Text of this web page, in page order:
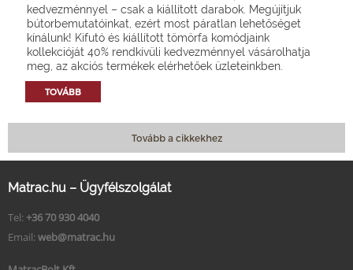
kedvezménnyel – csak a kiállított darabok. Megújítjuk
bútorbemutatóinkat, ezért most páratlan lehetőséget
kínálunk! Kifutó és kiállított tömörfa komódjaink
kollekcióját 40% rendkívüli kedvezménnyel vásárolhatja
meg, az akciós termékek elérhetőek üzleteinkben.
TOVÁBB
Tovább a cikkekhez
Matrac.hu – Ügyfélszolgálat
Tel: +36 70 930 4040
Email: web@matrac.hu